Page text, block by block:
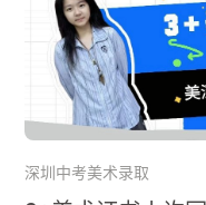
深圳中考美术录取